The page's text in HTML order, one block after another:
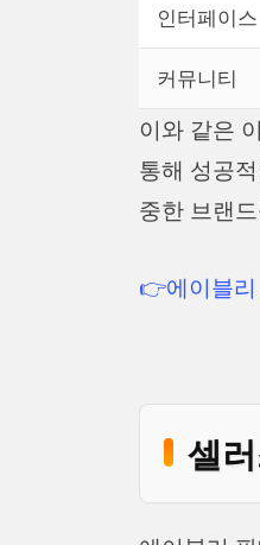
인터페이스
커뮤니티
이와 같은
통해 성공
중한 브랜
👉에이블
셀